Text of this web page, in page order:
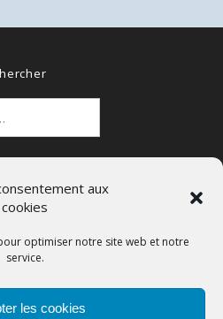
aux
cookies
optimiser notre site web et notre
service.
les cookies
légales
confidentialité
cookies (UE)